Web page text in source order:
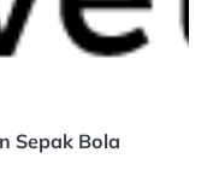
Sepak Bola